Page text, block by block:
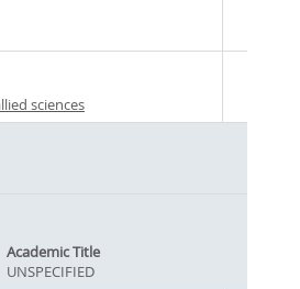
sciences
Academic Title
UNSPECIFIED